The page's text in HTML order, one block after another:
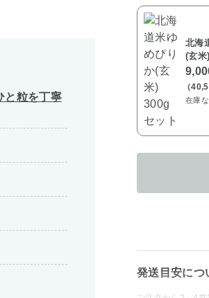
と粒を丁寧
北海
(玄米
（
在庫な
発送目安につ